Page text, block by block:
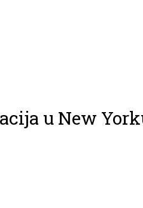
u New